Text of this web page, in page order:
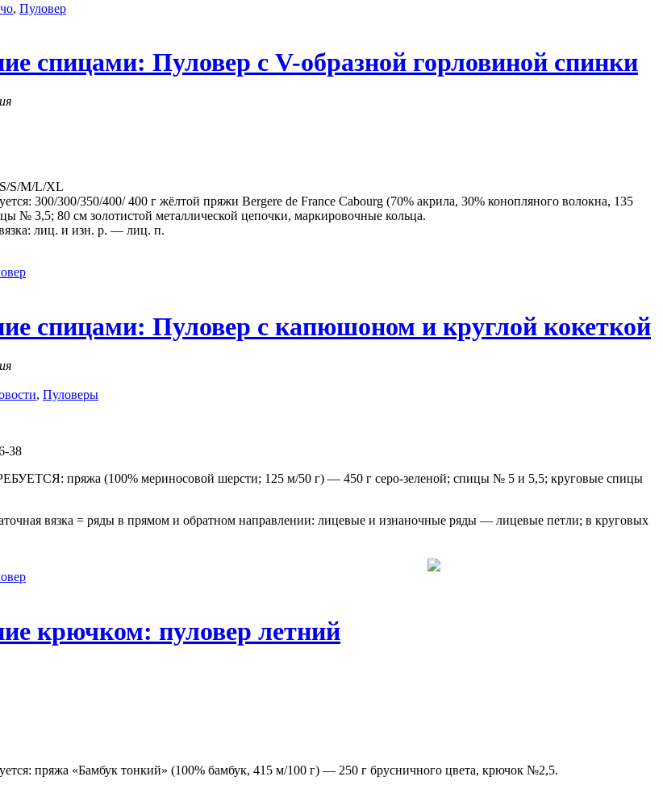
, Пуловер
спицами: Пуловер с V-образной горловиной спинки
S/M/L/XL
300/300/350/400/ 400 г жёлтой пряжи Bergere de France Cabourg (70% акрила, 30% конопляного волокна, 135
№ 3,5; 80 см золотистой металлической цепочки, маркировочные кольца.
лиц. и изн. р. — лиц. п.
спицами: Пуловер с капюшоном и круглой кокеткой
, Пуловеры
38
пряжа (100% мериносовой шерсти; 125 м/50 г) — 450 г серо-зеленой; спицы № 5 и 5,5; круговые спицы
вязка = ряды в прямом и обратном направлении: лицевые и изнаночные ряды — лицевые петли; в круговых
крючком: пуловер летний
пряжа «Бамбук тонкий» (100% бамбук, 415 м/100 г) — 250 г брусничного цвета, крючок №2,5.